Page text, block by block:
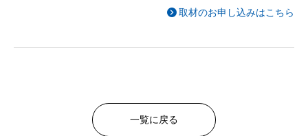
取材のお申し込みはこちら
一覧に戻る